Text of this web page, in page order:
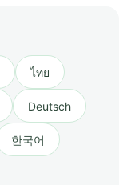
ไทย
Deutsch
한국어